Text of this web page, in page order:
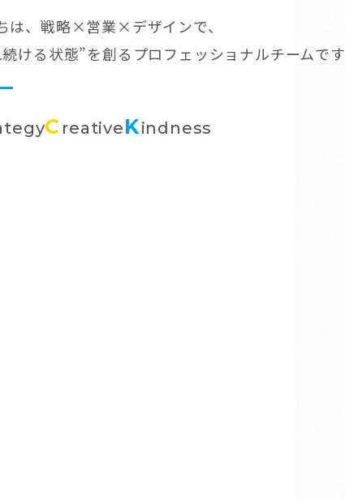
は、戦略×営業×デザインで、
ける状態”を創るプロフェッショナルチームです
C reativeKindness